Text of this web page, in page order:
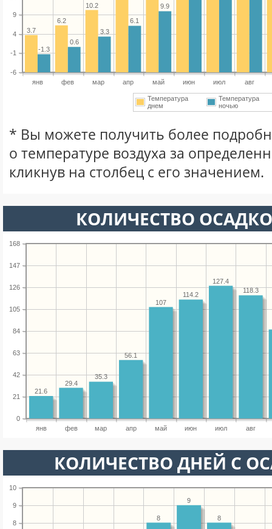
янв фев мар апр май июн июл авг
-6
-1
4
9
10.2
6.2
3.7
9.9
6.1
3.3
0.6
-1.3
Температура
днем
Температура
ночью
* Вы можете получить более
о температуре воздуха за
кликнув на столбец с его значением.
КОЛИЧЕСТВО
янв фев мар апр май июн июл авг
0
21
42
63
84
105
126
147
168
118.3
127.4
114.2
107
56.1
35.3
29.4
21.6
КОЛИЧЕСТВО ДНЕЙ С
8
9
10
8
9
8